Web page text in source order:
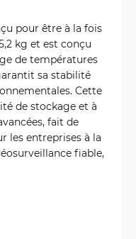
pour être à la fois
kg et est conçu
de températures
sa stabilité
Cette
de stockage et à
fait de
les entreprises à la
fiable,